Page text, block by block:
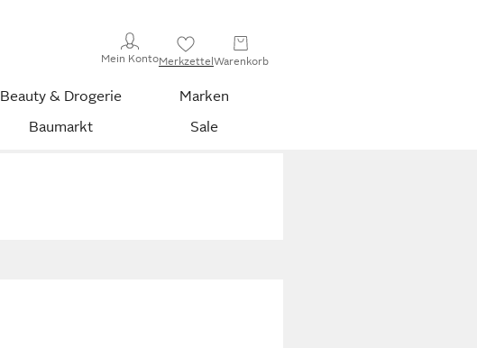
Mein KontoMerkzettelWarenkorb
Beauty & Drogerie
Marken
Baumarkt Sale